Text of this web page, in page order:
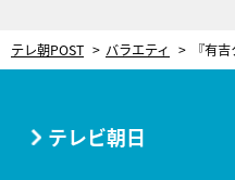
テレ朝POST バラエティ
テレビ朝日